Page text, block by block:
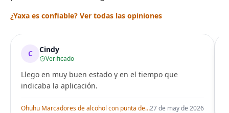
¿Yaxa es confiable? Ver todas las opiniones
C Cindy
Verificado
Llego en muy buen estado y en el tiempo que
indicaba la aplicación.
Ohuhu Marcadores de alcohol con punta de pincel – Juego de marcadores artísticos de doble punta con certificación AP para artistas adultos27 de may de 2026